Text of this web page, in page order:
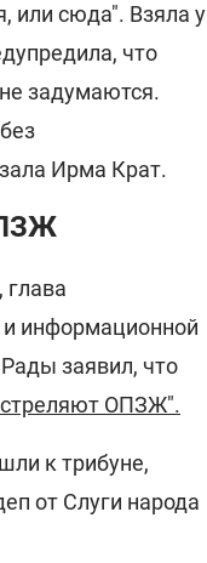
или сюда". Взяла у
что
задумаются.
Ирма Крат.
и информационной
заявил, что
ОПЗЖ".
к трибуне,
от Слуги народа